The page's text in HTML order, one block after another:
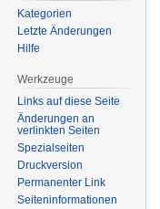
Kategorien
Letzte Änderungen
Hilfe
Werkzeuge
Links auf diese Seite
Änderungen an
verlinkten Seiten
Spezialseiten
Druckversion
Permanenter Link
Seiten­informationen